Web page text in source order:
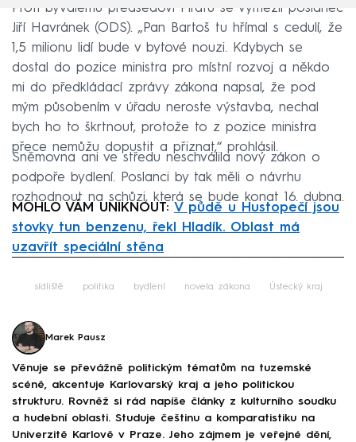
Proti bývalému předsedovi Pirátů se vymezil poslanec
Jiří Havránek (ODS). „Pan Bartoš tu hřímal s cedulí, že
1,5 milionu lidí bude v bytové nouzi. Kdybych se
dostal do pozice ministra pro místní rozvoj a někdo
mi do předkládací zprávy zákona napsal, že pod
mým působením v úřadu neroste výstavba, nechal
bych ho to škrtnout, protože to z pozice ministra
přece nemůžu dopustit a přiznat,“ prohlásil.
Sněmovna ani ve středu neschválila nový zákon o
podpoře bydlení. Poslanci by tak měli o návrhu
rozhodnout na schůzi, která se bude konat 16. dubna.
MOHLO VÁM UNIKNOUT: V půdě u Hustopečí jsou
stovky tun benzenu, řekl Hladík. Oblast má
uzavřít speciální stěna
sídliště politika bydlení novela zákona Ústecký kraj
Marek Pausz
Věnuje se převážně politickým tématům na tuzemské
scéně, akcentuje Karlovarský kraj a jeho politickou
strukturu. Rovněž si rád napíše články z kulturního soudku
a hudební oblasti. Studuje češtinu a komparatistiku na
Univerzitě Karlově v Praze. Jeho zájmem je veřejné dění,